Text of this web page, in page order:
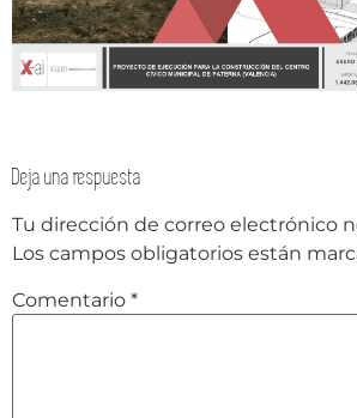
Deja una respuesta
Tu dirección de correo electrónico
Los campos obligatorios están
Comentario *